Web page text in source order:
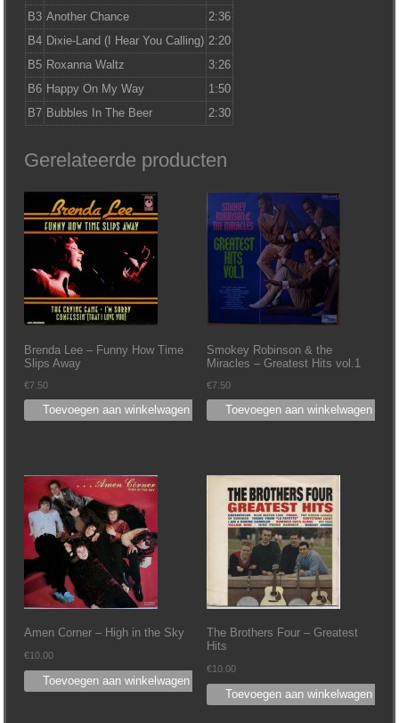
B3 Another Chance
2:36
B4 Dixie-Land (I Hear You Calling) 2:20
B5 Roxanna Waltz
3:26
B6 Happy On My Way
1:50
B7 Bubbles In The Beer 2:30
Gerelateerde producten
Brenda Lee – Funny How Time
Slips Away
€7.50
Toevoegen aan winkelwagen
Smokey Robinson & the
Miracles – Greatest Hits vol.1
€7.50
Toevoegen aan winkelwagen
Amen Corner – High in the Sky
€10.00
Toevoegen aan winkelwagen
The Brothers Four – Greatest
Hits
€10.00
Toevoegen aan winkelwagen